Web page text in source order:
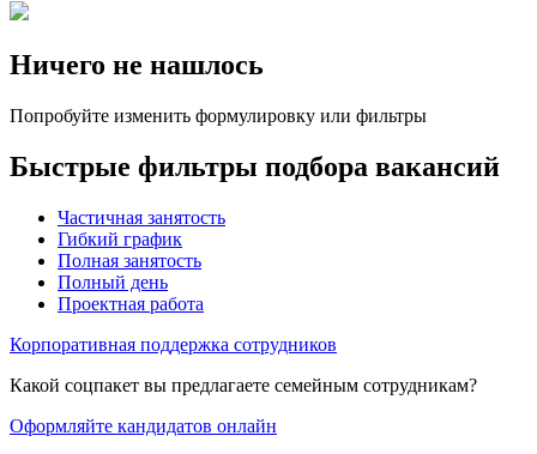
Ничего не нашлось
Попробуйте изменить формулировку или фильтры
Быстрые фильтры подбора вакансий
Частичная занятость
Гибкий график
Полная занятость
Полный день
Проектная работа
Корпоративная поддержка сотрудников
Какой соцпакет вы предлагаете семейным сотрудникам?
Оформляйте кандидатов онлайн